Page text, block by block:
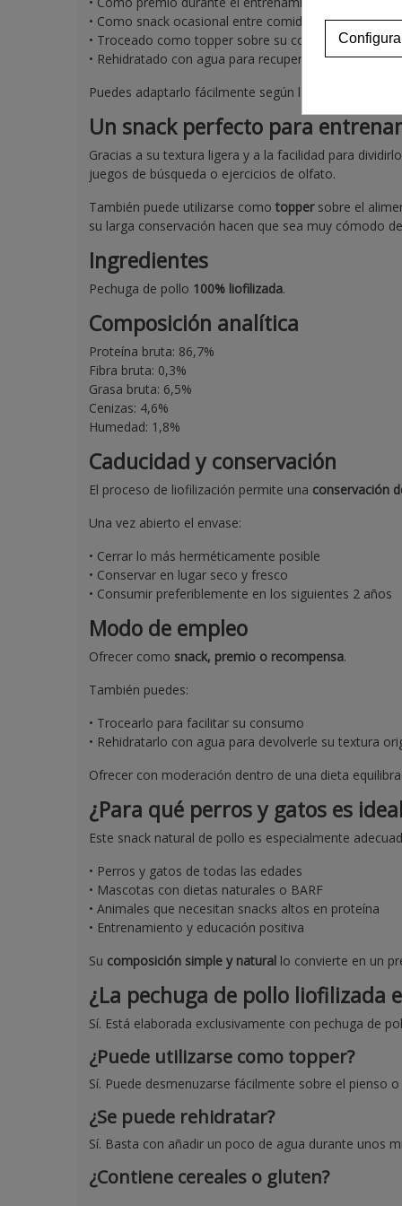
• Como snack ocasional entre comidas
• Troceado como topper sobre su comida habitual
• Rehidratado con agua para recuperar textura
Puedes adaptarlo fácilmente según las preferencias
Un snack perfecto para
Gracias a su textura ligera y a la facilidad para
juegos de búsqueda o ejercicios de olfato.
También puede utilizarse como toppersobre el
su larga conservación hacen que sea muy cómodo
Ingredientes
Pechuga de pollo 100% liofilizada.
Composición analítica
Proteína bruta: 86,7%
Fibra bruta: 0,3%
Grasa bruta: 6,5%
Cenizas: 4,6%
Humedad: 1,8%
Caducidad y conservación
El proceso de liofilización permite una conservación
Una vez abierto el envase:
• Cerrar lo más herméticamente posible
• Conservar en lugar seco y fresco
• Consumir preferiblemente en los siguientes 2 años
Modo de empleo
Ofrecer como snack, premio o recompensa.
También puedes:
• Trocearlo para facilitar su consumo
• Rehidratarlo con agua para devolverle su textura
Ofrecer con moderación dentro de una dieta
¿Para qué perros y gatos es
Este snack natural de pollo es especialmente
• Perros y gatos de todas las edades
• Mascotas con dietas naturales o BARF
• Animales que necesitan snacks altos en proteína
• Entrenamiento y educación positiva
Su composición simple y natural lo convierte en un
¿La pechuga de pollo liofilizada
Sí. Está elaborada exclusivamente con pechuga de
¿Puede utilizarse como topper?
Sí. Puede desmenuzarse fácilmente sobre el pienso
¿Se puede rehidratar?
Sí. Basta con añadir un poco de agua durante unos
¿Contiene cereales o gluten?